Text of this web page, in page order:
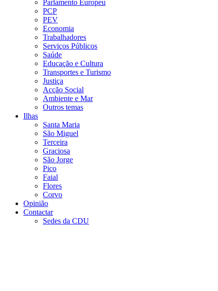
Parlamento Europeu
PCP
PEV
Economia
Trabalhadores
Serviços Públicos
Saúde
Educação e Cultura
Transportes e Turismo
Justiça
Acção Social
Ambiente e Mar
Outros temas
Ilhas
Santa Maria
São Miguel
Terceira
Graciosa
São Jorge
Pico
Faial
Flores
Corvo
Opinião
Contactar
Sedes da CDU